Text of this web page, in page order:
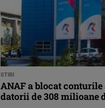
STIRI
ANAF a blocat conturile
datorii de 308 milioane